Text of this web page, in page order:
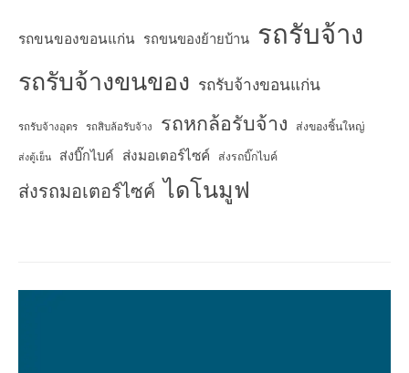
รถขนของขอนแก่น รถขนของย้ายบ้าน รถรับจ้าง
รถรับจ้างขนของ รถรับจ้างขอนแก่น
รถรับจ้างอุดร รถสิบล้อรับจ้าง รถหกล้อรับจ้าง ส่งของชิ้นใหญ่
ส่งตู้เย็น ส่งบิ๊กไบค์ ส่งมอเตอร์ไซค์ ส่งรถบิ๊กไบค์
ส่งรถมอเตอร์ไซค์ ไดโนมูฟ